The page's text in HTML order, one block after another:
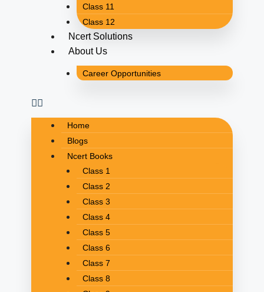
Class 11
Class 12
Ncert Solutions
About Us
Career Opportunities
Home
Blogs
Ncert Books
Class 1
Class 2
Class 3
Class 4
Class 5
Class 6
Class 7
Class 8